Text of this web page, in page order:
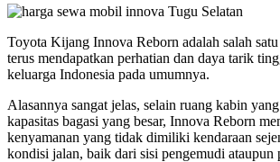
Toyota Kijang Innova Reborn adalah salah
terus mendapatkan perhatian dan daya tarik
keluarga Indonesia pada umumnya.
Alasannya sangat jelas, selain ruang kabin
kapasitas bagasi yang besar, Innova Reborn
kenyamanan yang tidak dimiliki kendaraan
kondisi jalan, baik dari sisi pengemudi ataupun